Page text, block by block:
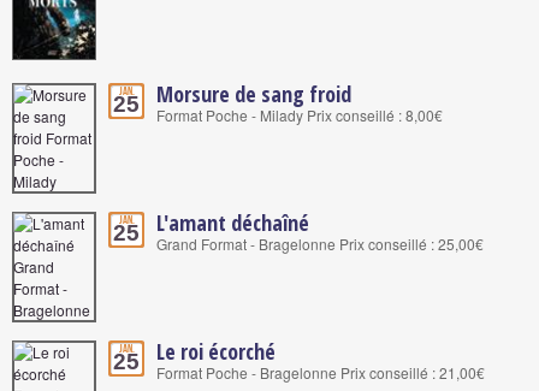
Jan.
25 Morsure de sang froid
Format Poche - Milady Prix conseillé : 8,00€
Jan.
25 L'amant déchaîné
Grand Format - Bragelonne Prix conseillé : 25,00€
Jan.
25 Le roi écorché
Format Poche - Bragelonne Prix conseillé : 21,00€